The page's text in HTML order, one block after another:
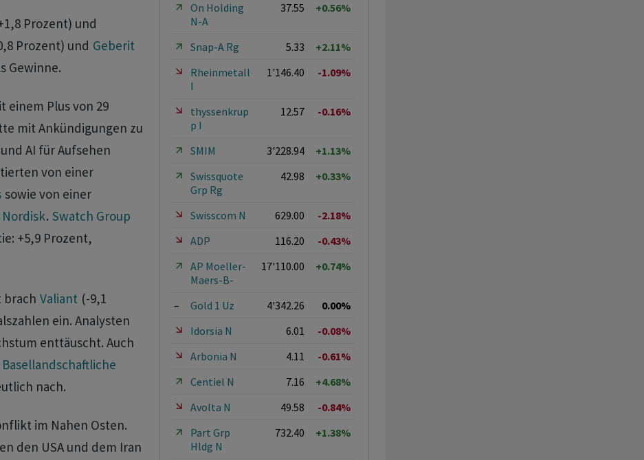
Prozent) und
Prozent) und Geberit
Gewinne.
einem Plus von 29
mit Ankündigungen zu
AI für Aufsehen
von einer
sowie von einer
Nordisk. Swatch Group
+5,9 Prozent,
brach Valiant (-9,1
ein. Analysten
enttäuscht. Auch
Basellandschaftliche
nach.
im Nahen Osten.
den USA und dem Iran
On Holding
N-A
37.55 +0.56%
Snap-A Rg 5.33
+2.11%
Rheinmetall
I
1'146.40 -1.09%
thyssenkrup
p I
12.57 -0.16%
SMIM 3'228.94
+1.13%
Swissquote
Grp Rg
42.98 +0.33%
Swisscom N 629.00
-2.18%
ADP
116.20
-0.43%
AP Moeller-
Maers-B-
17'110.00 +0.74%
– Gold 1 Uz 4'342.26
0.00%
Idorsia N
6.01
-0.08%
Arbonia N
4.11
-0.61%
Centiel N
7.16
+4.68%
Avolta N
49.58
-0.84%
Part Grp
Hldg N
732.40 +1.38%